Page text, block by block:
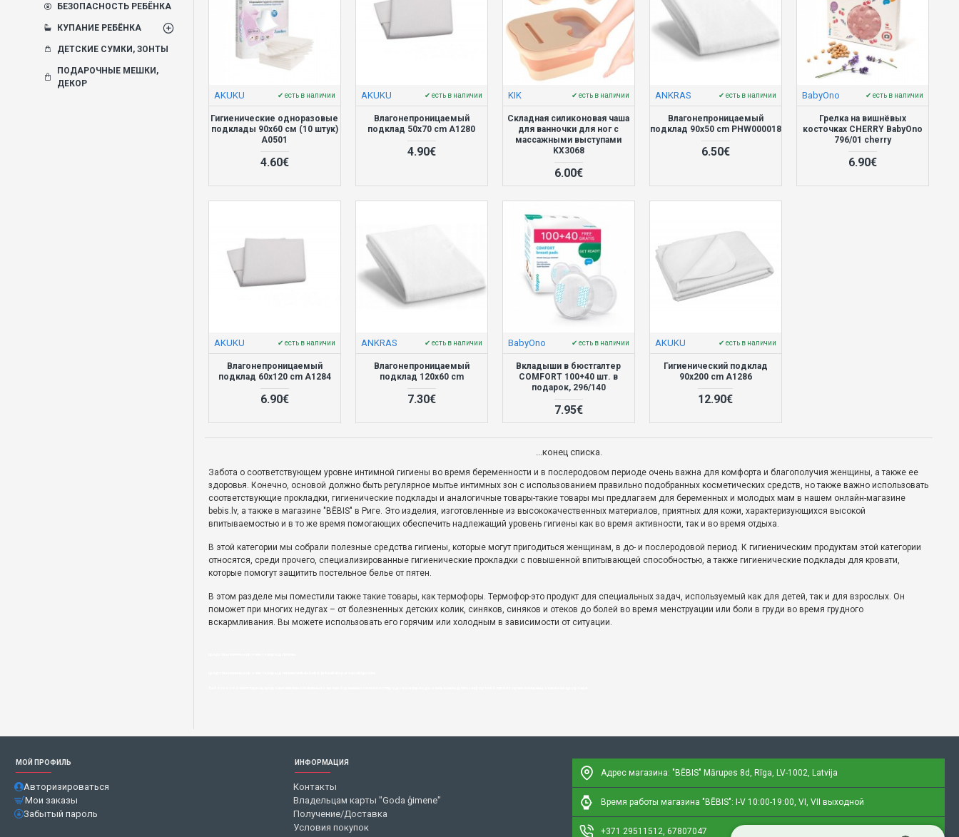
БЕЗОПАСНОСТЬ РЕБЁНКА
КУПАНИЕ РЕБЁНКА
ДЕТСКИЕ СУМКИ, ЗОНТЫ
ПОДАРОЧНЫЕ МЕШКИ,
ДЕКОР
Забота о соответствующем уровне интимной гигиены во время беременности и в послеродовом периоде очень важна для комфорта и благополучия женщины, а также ее
здоровья. Конечно, основой должно быть регулярное мытье интимных зон с использованием правильно подобранных косметических средств, но также важно использовать
соответствующие прокладки, гигиенические подклады и аналогичные товары-такие товары мы предлагаем для беременных и молодых мам в нашем онлайн-магазине
bebis.lv, а также в магазине "BĒBIS" в Риге. Это изделия, изготовленные из высококачественных материалов, приятных для кожи, характеризующихся высокой
впитываемостью и в то же время помогающих обеспечить надлежащий уровень гигиены как во время активности, так и во время отдыха.
В этой категории мы собрали полезные средства гигиены, которые могут пригодиться женщинам, в до- и послеродовой период. К гигиеническим продуктам этой категории
относятся, среди прочего, специализированные гигиенические прокладки с повышенной впитывающей способностью, а также гигиенические подклады для кровати,
которые помогут защитить постельное белье от пятен.
В этом разделе мы поместили также такие товары, как термофоры. Термофор-это продукт для специальных задач, используемый как для детей, так и для взрослых. Он
поможет при многих недугах – от болезненных детских колик, синяков, синяков и отеков до болей во время менструации или боли в груди во время грудного
вскармливания. Вы можете использовать его горячим или холодным в зависимости от ситуации.
AKUKU ✔ есть в наличии
Гигиенические одноразовые
подклады 90x60 см (10 штук)
A0501
4.60€
AKUKU ✔ есть в наличии
Влагонепроницаемый
подклад 50x70 cm A1280
4.90€
KIK ✔ есть в наличии
Складная силиконовая чаша
для ванночки для ног с
массажными выступами
KX3068
6.00€
ANKRAS ✔ есть в наличии
Влагонепроницаемый
подклад 90x50 cm PHW000018
6.50€
BabyOno ✔ есть в наличии
Грелка на вишнёвых
косточках CHERRY BabyOno
796/01 cherry
6.90€
AKUKU ✔ есть в наличии
Влагонепроницаемый
подклад 60x120 cm A1284
6.90€
ANKRAS ✔ есть в наличии
Влагонепроницаемый
подклад 120x60 cm
7.30€
BabyOno ✔ есть в наличии
Вкладыши в бюстгалтер
COMFORT 100+40 шт. в
подарок, 296/140
7.95€
AKUKU ✔ есть в наличии
Гигиенический подклад
90x200 cm A1286
12.90€
...конец списка.
МОЙ ПРОФИЛЬ
Авторизироваться
Мои заказы
Забытый пароль
ИНФОРМАЦИЯ
Контакты
Владельцам карты "Goda ģimene"
Получение/Доставка
Условия покупок
Адрес магазина: "BĒBIS" Mārupes 8d, Rīga, LV-1002, Latvija
Время работы магазина "BĒBIS": I-V 10:00-19:00, VI, VII выходной
+371 29511512, 67807047